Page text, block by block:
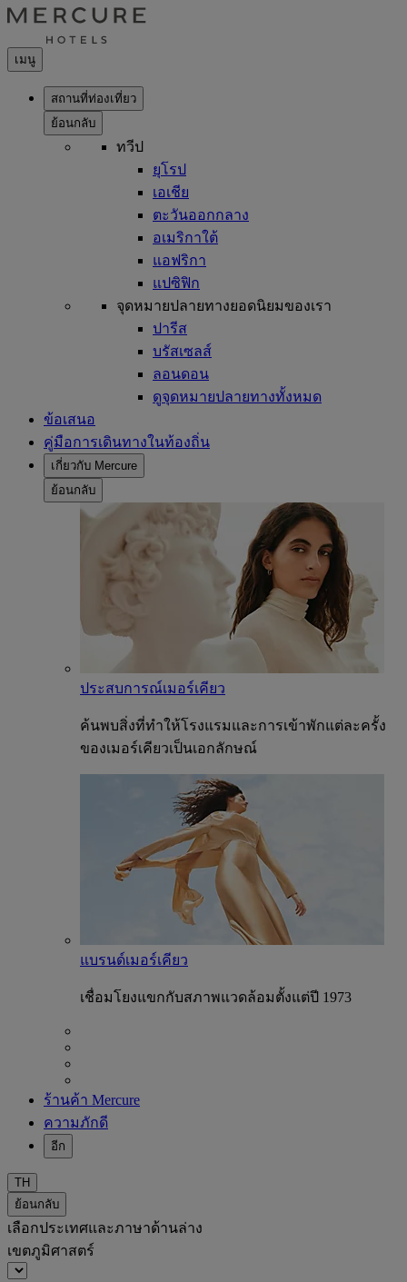
เมนู
สถานที่ท่องเที่ยว
ย้อนกลับ
ทวีป
ยุโรป
เอเชีย
ตะวันออกกลาง
อเมริกาใต้
แอฟริกา
แปซิฟิก
จุดหมายปลายทางยอดนิยมของเรา
ปารีส
บรัสเซลส์
ลอนดอน
ดูจุดหมายปลายทางทั้งหมด
ข้อเสนอ
คู่มือการเดินทางในท้องถิ่น
เกี่ยวกับ Mercure
ย้อนกลับ
ประสบการณ์เมอร์เคียว
ค้นพบสิ่งที่ทำให้โรงแรมและการเข้าพักแต่ละครั้ง
ของเมอร์เคียวเป็นเอกลักษณ์
แบรนด์เมอร์เคียว
เชื่อมโยงแขกกับสภาพแวดล้อมตั้งแต่ปี 1973
ร้านค้า Mercure
ความภักดี
อีก
TH
ย้อนกลับ
เลือกประเทศและภาษาด้านล่าง
เขตภูมิศาสตร์